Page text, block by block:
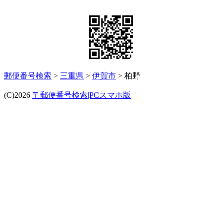
郵便番号検索 > 三重県 > 伊賀市 > 柏野
(C)2026 〒郵便番号検索|PCスマホ版